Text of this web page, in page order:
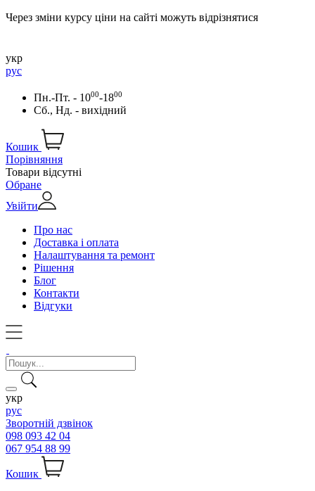
Через зміни курсу ціни на сайті можуть відрізнятися
укр
рус
Пн.-Пт. - 1000-1800
Сб., Нд. - вихідний
Кошик
Порівняння
Товари відсутні
Обране
Увійти
Про нас
Доставка і оплата
Налаштування та ремонт
Рішення
Блог
Контакти
Відгуки
укр
рус
Зворотній дзвінок
098 093 42 04
067 954 88 99
Кошик